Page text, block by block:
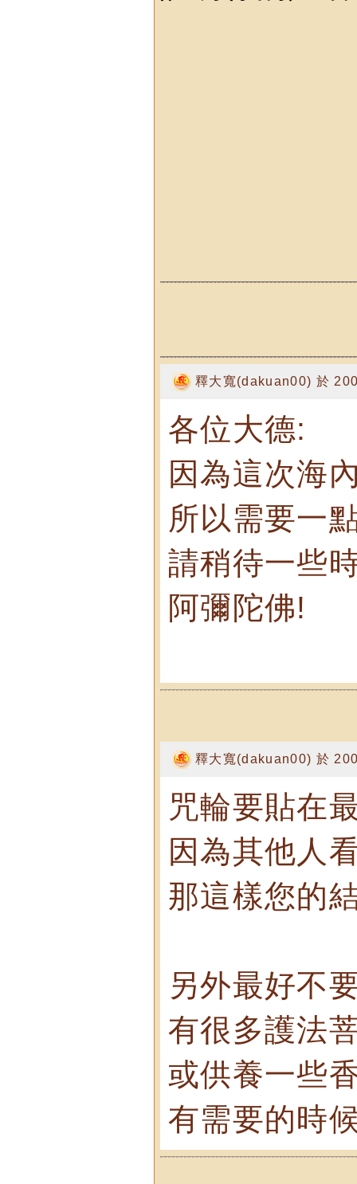
釋大寬(dakuan00) 於
各位大德:
因為這次海
所以需要一
請稍待一些
阿彌陀佛!
釋大寬(dakuan00) 於
咒輪要貼在
因為其他人
那這樣您的
另外最好不
有很多護法
或供養一些
有需要的時